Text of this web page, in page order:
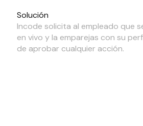
Solución
Incode solicita al empleado que
en vivo y la emparejas con su
de aprobar cualquier acción.